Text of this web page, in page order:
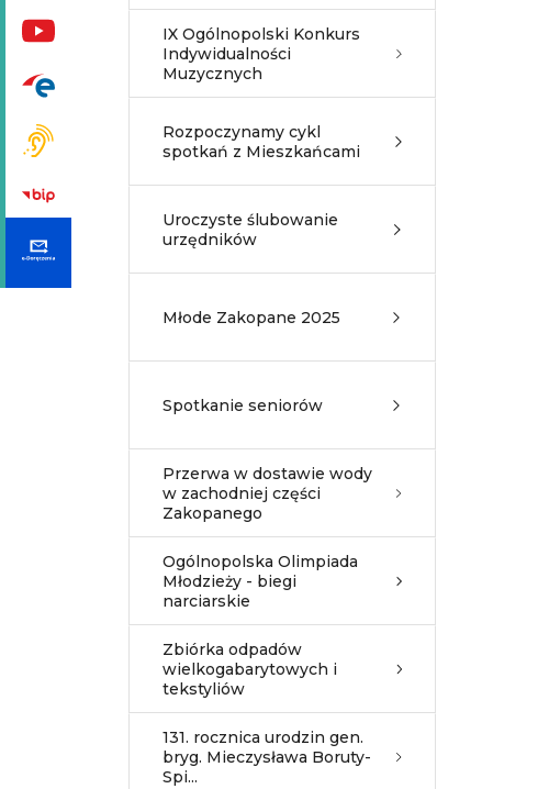
IX Ogólnopolski Konkurs
Indywidualności
Muzycznych
Rozpoczynamy cykl
spotkań z Mieszkańcami
Uroczyste ślubowanie
urzędników
Młode Zakopane 2025
Spotkanie seniorów
Przerwa w dostawie wody
w zachodniej części
Zakopanego
Ogólnopolska Olimpiada
Młodzieży - biegi
narciarskie
Zbiórka odpadów
wielkogabarytowych i
tekstyliów
131. rocznica urodzin gen.
bryg. Mieczysława Boruty-
Spi...